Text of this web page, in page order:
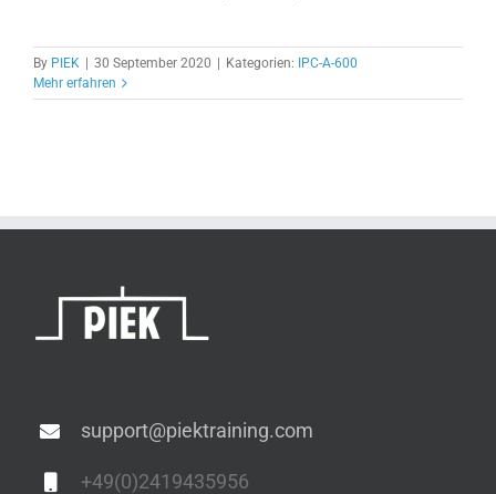
By PIEK | 30 September 2020 | Kategorien: IPC-A-600
Mehr erfahren
support@piektraining.com
+49(0)2419435956